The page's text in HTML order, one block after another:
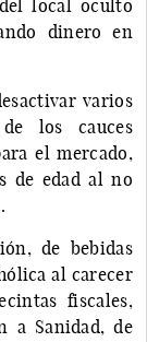
local oculto
dinero en
varios
los cauces
el mercado,
de edad al no
de bebidas
al carecer
fiscales,
a Sanidad, de